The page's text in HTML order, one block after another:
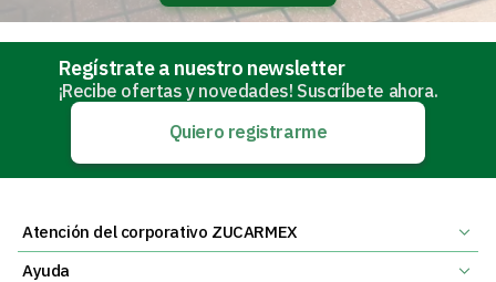
Regístrate a nuestro newsletter
¡Recibe ofertas y novedades! Suscríbete ahora.
Quiero registrarme
Atención del corporativo ZUCARMEX
Ayuda